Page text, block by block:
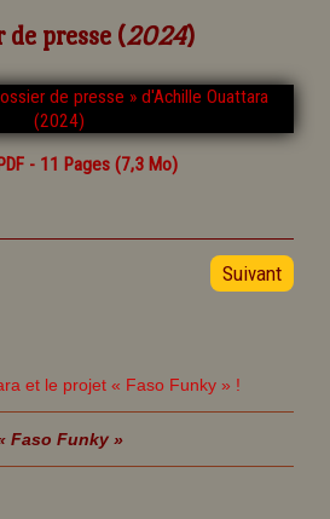
de presse (2024)
- 11 Pages (7,3 Mo)
Suivant
Faso Funky »